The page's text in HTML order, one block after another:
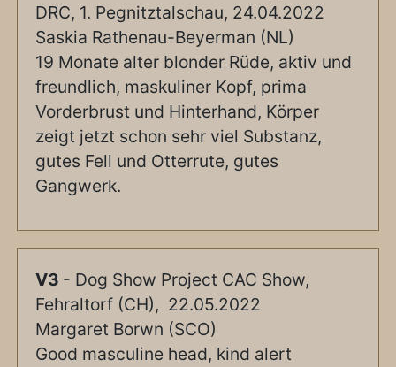
DRC, 1. Pegnitztalschau, 24.04.2022
Saskia Rathenau-Beyerman (NL)
19 Monate alter blonder Rüde, aktiv und
freundlich, maskuliner Kopf, prima
Vorderbrust und Hinterhand, Körper
zeigt jetzt schon sehr viel Substanz,
gutes Fell und Otterrute, gutes
Gangwerk.
V3 - Dog Show Project CAC Show,
Fehraltorf (CH), 22.05.2022
Margaret Borwn (SCO)
Good masculine head, kind alert